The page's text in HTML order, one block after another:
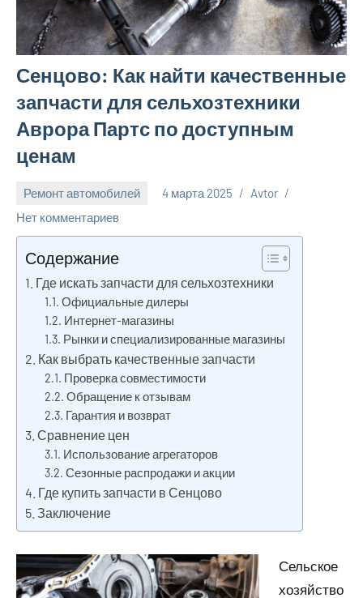
Сенцово: Как найти качественные
запчасти для сельхозтехники
Аврора Партс по доступным
ценам
Ремонт автомобилей 4 марта 2025
Avtor
Нет комментариев
Содержание
Где искать запчасти для сельхозтехники
Официальные дилеры
Интернет-магазины
Рынки и специализированные магазины
Как выбрать качественные запчасти
Проверка совместимости
Обращение к отзывам
Гарантия и возврат
Сравнение цен
Использование агрегаторов
Сезонные распродажи и акции
Где купить запчасти в Сенцово
Заключение
Сельское
хозяйство